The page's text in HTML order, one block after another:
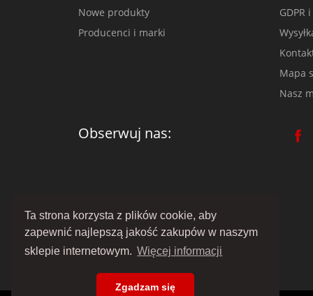
Ta strona korzysta z plików cookie, aby
zapewnić najlepszą jakość zakupów w naszym
sklepie internetowym. Więcej informacji
Zgadzam się
Nowe produkty
Producenci i marki
GDPR
Mapa
Nasz
Obserwuj nas: